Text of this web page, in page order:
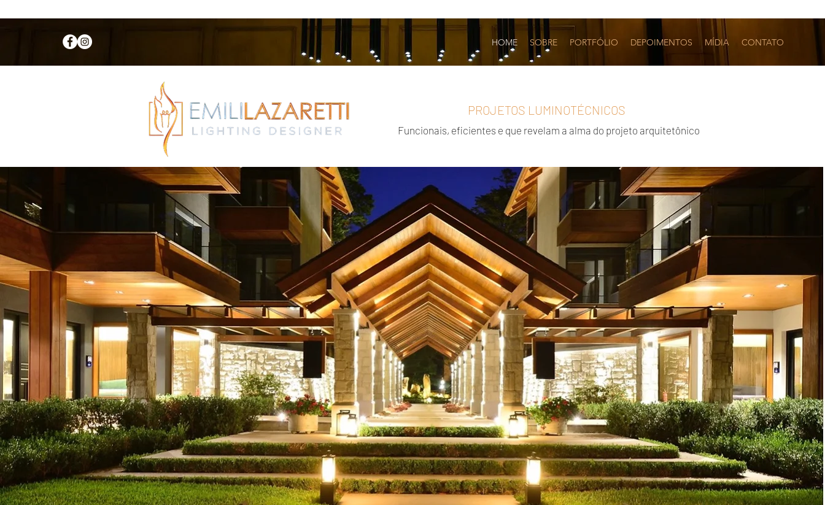
HOME SOBRE PORTFÓLIO DEPOIMENTOS MÍDIA CONTATO
PROJETOS LUMINOTÉCNICOS
Funcionais, eficientes e que revelam a alma do projeto arquitetônico